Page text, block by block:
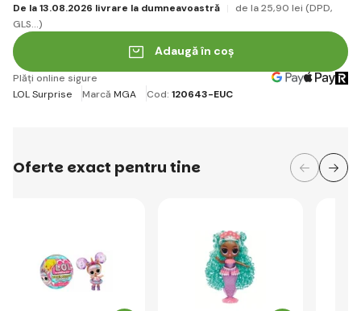
De la 13.08.2026 livrare la dumneavoastră
de la 25,90 lei (DPD,
GLS...)
Adaugă în coș
Plăți online sigure
LOL Surprise
Marcă MGA Cod: 120643-EUC
Oferte exact pentru tine